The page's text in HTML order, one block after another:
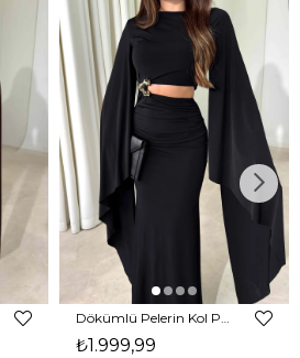
Dökümlü Pelerin Kol Pencere Detaylı Maxi Siyah Arlev Kadın Elbise 26Y511
₺1.999,99